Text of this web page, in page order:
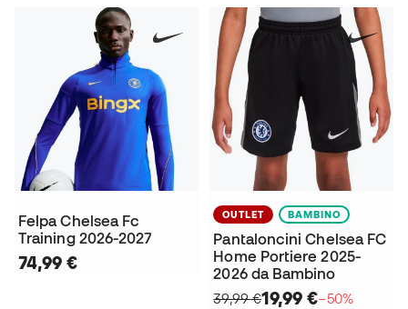
Felpa Chelsea Fc
Training 2026-2027
74,99 €
OUTLET BAMBINO
Pantaloncini Chelsea FC
Home Portiere 2025-
2026 da Bambino
39,99 €19,99 €−50%